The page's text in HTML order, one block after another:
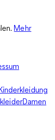
Mehr
Damen